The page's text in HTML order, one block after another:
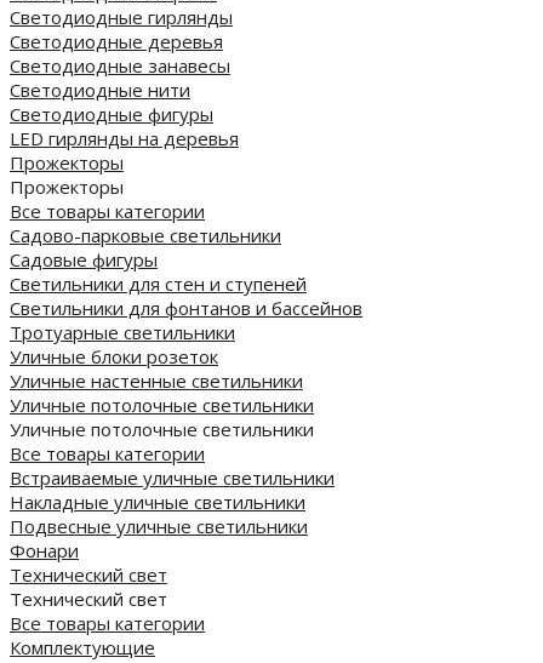
Светодиодные гирлянды
Светодиодные деревья
Светодиодные занавесы
Светодиодные нити
Светодиодные фигуры
LED гирлянды на деревья
Прожекторы
Прожекторы
Все товары категории
Садово-парковые светильники
Садовые фигуры
Светильники для стен и ступеней
Светильники для фонтанов и бассейнов
Тротуарные светильники
Уличные блоки розеток
Уличные настенные светильники
Уличные потолочные светильники
Уличные потолочные светильники
Все товары категории
Встраиваемые уличные светильники
Накладные уличные светильники
Подвесные уличные светильники
Фонари
Технический свет
Технический свет
Все товары категории
Комплектующие